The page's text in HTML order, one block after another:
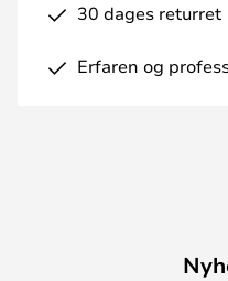
30 dages returret
Erfaren og